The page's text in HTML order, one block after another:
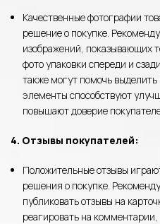
Качественные фотографии
решение о покупке.
изображений, показывающих
фото упаковки спереди и
также могут помочь
элементы способствуют
повышают доверие
4. Отзывы покупателей:
Положительные отзывы
решения о покупке.
публиковать отзывы на
реагировать на